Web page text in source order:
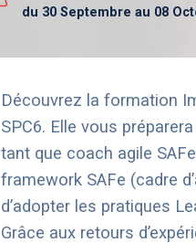
du 30 Septembre au 08
Découvrez la formation
SPC6. Elle vous
tant que coach agile
framework SAFe (cadre
d’adopter les pratiques
Grâce aux retours